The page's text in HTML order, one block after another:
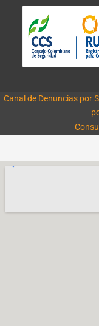
Canal de Denuncias por